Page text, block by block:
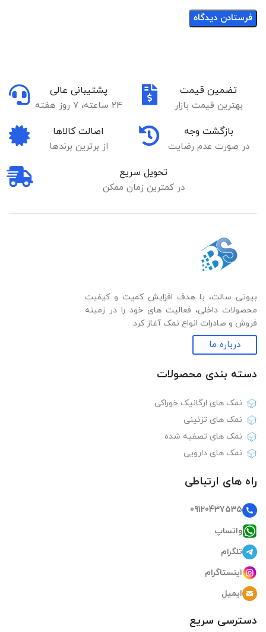
تضمین قیمت
بهترین قیمت بازار
پشتیبانی عالی
24 ساعته، 7 روز هفته
بازگشت وجه
در صورت عدم رضایت
اصالت کالاها
از برترین برندها
تحویل سریع
در کمترین زمان ممکن
بیوتی سالت، با هدف افزایش کمیت و کیفیت
محصولات داخلی، فعالیت های خود را در زمینه
فروش و صادرات انواع نمک آغاز کرد.
درباره ما
دسته بندی‌ محصولات
نمک های ارگانیک خوراکی
نمک های تزئینی
نمک های تصفیه شده
نمک های دارویی
راه های ارتباطی
09120437535
واتساپ
تلگرام
اینستاگرام
ایمیل
دسترسی سریع